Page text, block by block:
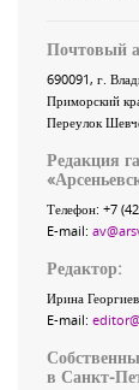
Почтовый
690091, г.
Приморский
Переулок
Редакция
«
Телефон: +7
E-mail:
Редактор:
Ирина
E-mail:
в Санкт-